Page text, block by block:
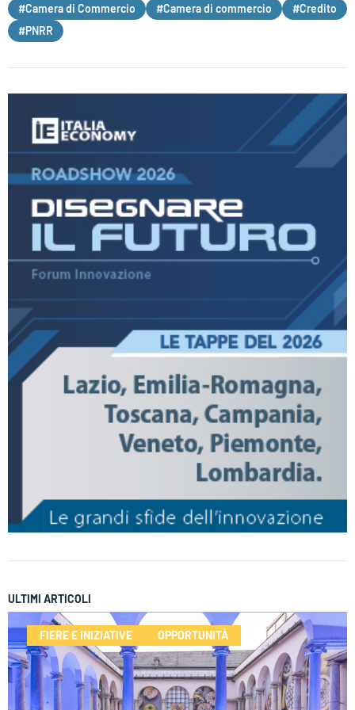
#Camera di Commercio #Camera di commercio
#Credito
#PNRR
ULTIMI ARTICOLI
FIERE E INIZIATIVE OPPORTUNITÀ